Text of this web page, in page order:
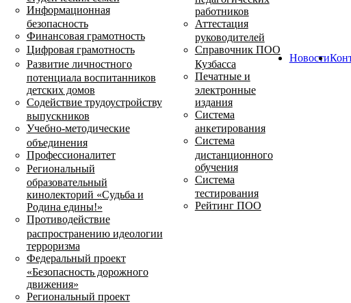
Информационная
безопасность
Финансовая грамотность
Цифровая грамотность
Развитие личностного
потенциала воспитанников
детских домов
Содействие трудоустройству
выпускников
Учебно-методические
объединения
Профессионалитет
Региональный
образовательный
кинолекторий «Судьба и
Родина едины!»
Противодействие
распространению идеологии
терроризма
Федеральный проект
«Безопасность дорожного
движения»
Региональный проект
работников
Аттестация
руководителей
Справочник ПОО
Кузбасса
Печатные и
электронные
издания
Система
анкетирования
Система
дистанционного
обучения
Система
тестирования
Рейтинг ПОО
Новости